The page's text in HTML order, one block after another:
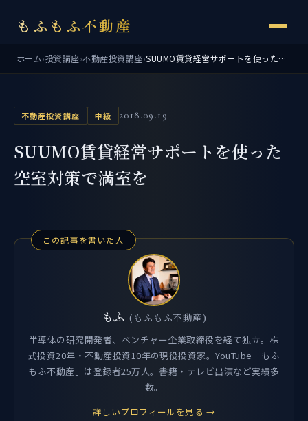
もふもふ不動産
ホーム›投資講座›不動産投資講座› SUUMO賃貸経営サポートを使った空室対策で満室を
不動産投資講座 中級 2018.09.19
SUUMO賃貸経営サポートを使った
空室対策で満室を
この記事を書いた人
もふ (もふもふ不動産)
半導体の研究開発者、ベンチャー企業取締役を経て独立。株
式投資20年・不動産投資10年の現役投資家。YouTube「もふ
もふ不動産」は登録者25万人。書籍・テレビ出演など実績多
数。
詳しいプロフィールを見る →